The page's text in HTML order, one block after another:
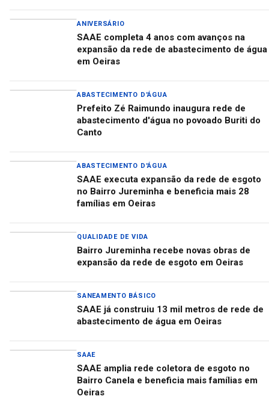
ANIVERSÁRIO
SAAE completa 4 anos com avanços na
expansão da rede de abastecimento de água
em Oeiras
ABASTECIMENTO D'ÁGUA
Prefeito Zé Raimundo inaugura rede de
abastecimento d'água no povoado Buriti do
Canto
ABASTECIMENTO D'ÁGUA
SAAE executa expansão da rede de esgoto
no Bairro Jureminha e beneficia mais 28
famílias em Oeiras
QUALIDADE DE VIDA
Bairro Jureminha recebe novas obras de
expansão da rede de esgoto em Oeiras
SANEAMENTO BÁSICO
SAAE já construiu 13 mil metros de rede de
abastecimento de água em Oeiras
SAAE
SAAE amplia rede coletora de esgoto no
Bairro Canela e beneficia mais famílias em
Oeiras